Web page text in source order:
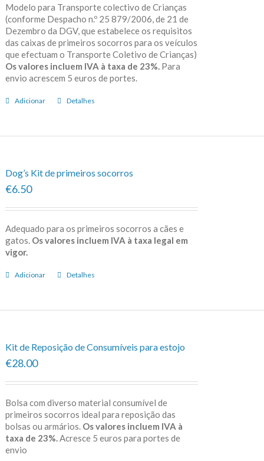
Modelo para Transporte colectivo de Crianças
(conforme Despacho n.º 25 879/2006, de 21 de
Dezembro da DGV, que estabelece os requisitos
das caixas de primeiros socorros para os veículos
que efectuam o Transporte Coletivo de Crianças)
Os valores incluem IVA à taxa de 23%. Para
envio acrescem 5 euros de portes.
Adicionar Detalhes
Dog’s Kit de primeiros socorros
€6.50
Adequado para os primeiros socorros a cães e
gatos. Os valores incluem IVA à taxa legal em
vigor.
Adicionar Detalhes
Kit de Reposição de Consumíveis para estojo
€28.00
Bolsa com diverso material consumível de
primeiros socorros ideal para reposição das
bolsas ou armários. Os valores incluem IVA à
taxa de 23%. Acresce 5 euros para portes de
envio